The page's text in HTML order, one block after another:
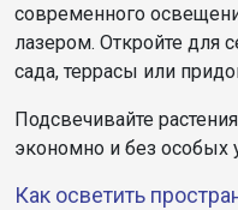
современного
лазером. Откройте для
сада, террасы или
Подсвечивайте
экономно и без особых
Как осветить